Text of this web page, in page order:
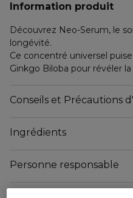
Information produit
Découvrez Neo-Serum, le
longévité.
Ce concentré universel
Ginkgo Biloba pour révéler
favorise la régénération
fois plus vite*, le teint est
parfaitement à toutes les
frais et délicat développé
90% d'ingrédients d'origine
Conseils et Précautions
Ingrédients
Personne responsable
Email